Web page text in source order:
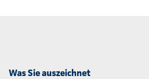
Was Sie auszeichnet